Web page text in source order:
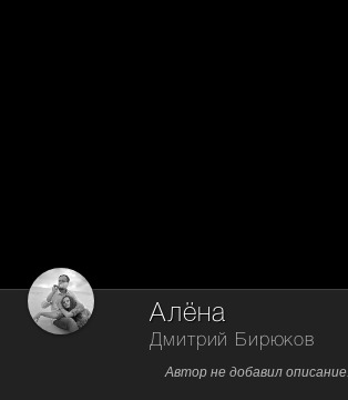
Алёна
Дмитрий Бирюков
Автор не добавил описание.